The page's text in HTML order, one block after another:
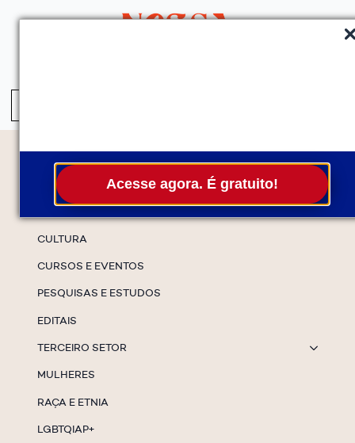
Acesse agora. É gratuito!
Temas
CULTURA
CURSOS E EVENTOS
PESQUISAS E ESTUDOS
EDITAIS
TERCEIRO SETOR
MULHERES
RAÇA E ETNIA
LGBTQIAP+